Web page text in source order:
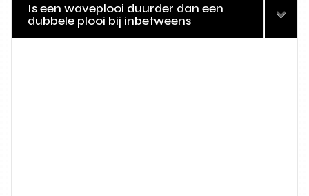
Is een waveplooi duurder dan een
dubbele plooi bij inbetweens